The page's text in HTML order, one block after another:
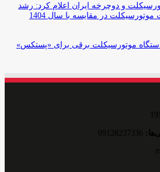
و دوچرخه ایران اعلام کرد: رشد
25 هزار دستگاه موتورسیکلت برقی برای «پستکس»